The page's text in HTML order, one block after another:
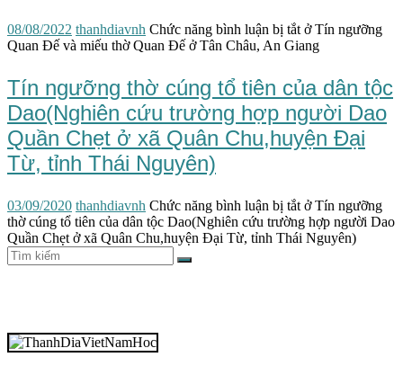
08/08/2022 thanhdiavnh Chức năng bình luận bị tắt ở Tín ngưỡng
Quan Đế và miếu thờ Quan Đế ở Tân Châu, An Giang
Tín ngưỡng thờ cúng tổ tiên của dân tộc
Dao(Nghiên cứu trường hợp người Dao
Quần Chẹt ở xã Quân Chu,huyện Đại
Từ, tỉnh Thái Nguyên)
03/09/2020 thanhdiavnh Chức năng bình luận bị tắt ở Tín ngưỡng
thờ cúng tổ tiên của dân tộc Dao(Nghiên cứu trường hợp người Dao
Quần Chẹt ở xã Quân Chu,huyện Đại Từ, tỉnh Thái Nguyên)